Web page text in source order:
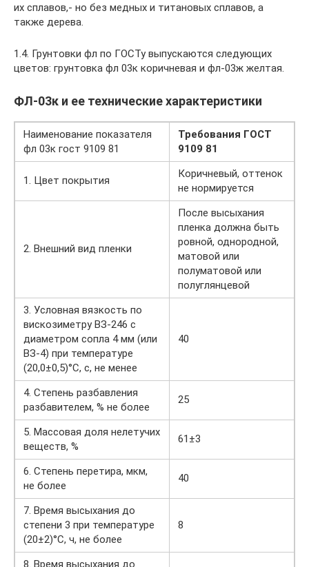
их сплавов,- но без медных и титановых сплавов, а
также дерева.
1.4. Грунтовки фл по ГОСТу выпускаются следующих
цветов: грунтовка фл 03к коричневая и фл-03ж желтая.
ФЛ-03к и ее технические характеристики
Наименование показателя
фл 03к гост 9109 81
Требования ГОСТ
9109 81
1. Цвет покрытия
Коричневый, оттенок
не нормируется
2. Внешний вид пленки
После высыхания
пленка должна быть
ровной, однородной,
матовой или
полуматовой или
полуглянцевой
3. Условная вязкость по
вискозиметру ВЗ-246 с
диаметром сопла 4 мм (или
ВЗ-4) при температуре
(20,0±0,5)°С, с, не менее
40
4. Степень разбавления
разбавителем, % не более
25
5. Массовая доля нелетучих
веществ, %
61±3
6. Степень перетира, мкм,
не более
40
7. Время высыхания до
степени 3 при температуре
(20±2)°С, ч, не более
8
8. Время высыхания до